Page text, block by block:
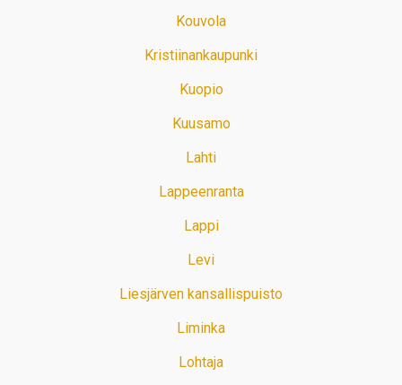
Kouvola
Kristiinankaupunki
Kuopio
Kuusamo
Lahti
Lappeenranta
Lappi
Levi
Liesjärven kansallispuisto
Liminka
Lohtaja